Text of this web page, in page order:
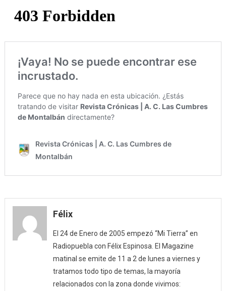
Félix
El 24 de Enero de 2005 empezó “Mi Tierra” en
Radiopuebla con Félix Espinosa. El Magazine
matinal se emite de 11 a 2 de lunes a viernes y
tratamos todo tipo de temas, la mayoría
relacionados con la zona donde vivimos: